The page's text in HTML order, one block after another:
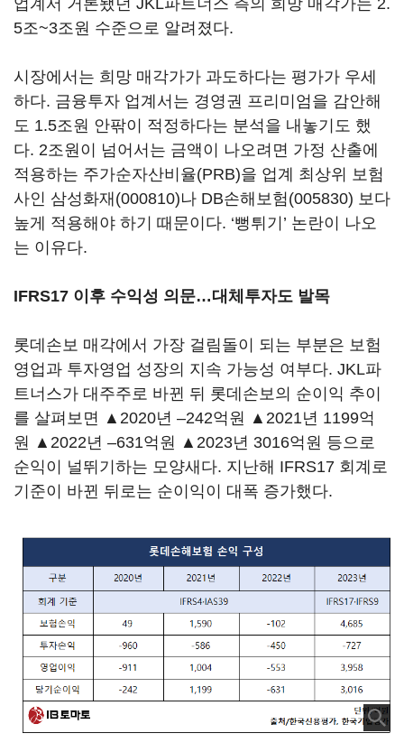
업계서 거론됐던 JKL파트너스 측의 희망 매각가는 2.
5조~3조원 수준으로 알려졌다.
시장에서는 희망 매각가가 과도하다는 평가가 우세
하다. 금융투자 업계서는 경영권 프리미엄을 감안해
도 1.5조원 안팎이 적정하다는 분석을 내놓기도 했
다. 2조원이 넘어서는 금액이 나오려면 가정 산출에
적용하는 주가순자산비율(PRB)을 업계 최상위 보험
사인 삼성화재(000810)나 DB손해보험(005830) 보다
높게 적용해야 하기 때문이다. ‘뻥튀기’ 논란이 나오
는 이유다.
IFRS17 이후 수익성 의문…대체투자도 발목
롯데손보 매각에서 가장 걸림돌이 되는 부분은 보험
영업과 투자영업 성장의 지속 가능성 여부다. JKL파
트너스가 대주주로 바뀐 뒤 롯데손보의 순이익 추이
를 살펴보면 ▲2020년 –242억원 ▲2021년 1199억
원 ▲2022년 –631억원 ▲2023년 3016억원 등으로
순익이 널뛰기하는 모양새다. 지난해 IFRS17 회계로
기준이 바뀐 뒤로는 순이익이 대폭 증가했다.